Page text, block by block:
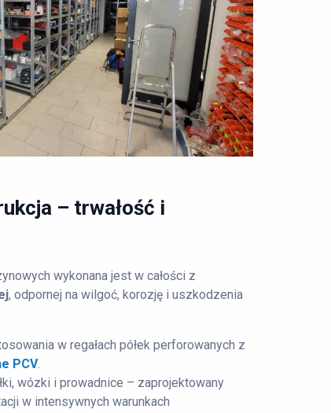
– trwałość i
wykonana jest w całości z
, odpornej na wilgoć, korozję i uszkodzenia
w regałach półek perforowanych z
PCV.
wózki i prowadnice – zaprojektowany
w intensywnych warunkach